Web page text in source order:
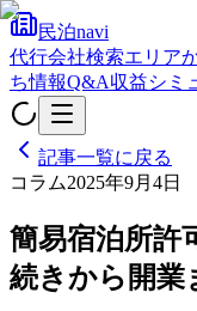
民泊navi
代行会社検索エリア
ち情報Q&A収益シミ
記事一覧に戻る
コラム2025年9月4日
簡易宿泊所許
続きから開業